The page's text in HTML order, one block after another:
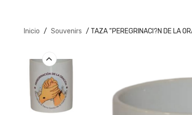
Inicio / Souvenirs / TAZA “PEREGRINACI?N DE LA